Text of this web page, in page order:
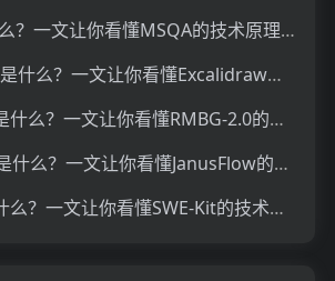
MSQA是什么？一文让你看懂MSQA的技术原理、主要功能、应用场景
Excalidraw是什么？一文让你看懂Excalidraw的技术原理、主要功能、应用场景
RMBG-2.0是什么？一文让你看懂RMBG-2.0的技术原理、主要功能、应用场景
JanusFlow是什么？一文让你看懂JanusFlow的技术原理、主要功能、应用场景
SWE-Kit是什么？一文让你看懂SWE-Kit的技术原理、主要功能、应用场景